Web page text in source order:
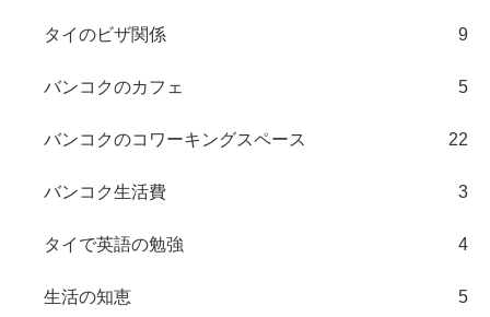
タイのビザ関係 9
バンコクのカフェ 5
バンコクのコワーキングスペース 22
バンコク生活費 3
タイで英語の勉強 4
生活の知恵 5